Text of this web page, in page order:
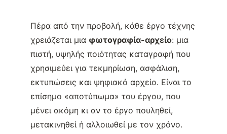
Πέρα από την προβολή, κάθε έργο τέχνης
χρειάζεται μια φωτογραφία-αρχείο: μια
πιστή, υψηλής ποιότητας καταγραφή που
χρησιμεύει για τεκμηρίωση, ασφάλιση,
εκτυπώσεις και ψηφιακό αρχείο. Είναι το
επίσημο «αποτύπωμα» του έργου, που
μένει ακόμη κι αν το έργο πουληθεί,
μετακινηθεί ή αλλοιωθεί με τον χρόνο.